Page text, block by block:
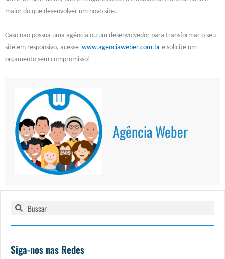
maior do que desenvolver um novo site.
Caso não possua uma agência ou um desenvolvedor para transformar o seu
site em responsivo, acesse www.agenciaweber.com.br e solicite um
orçamento sem compromisso!
Agência Weber
Pesquisar
Pesquisar
Siga-nos nas Redes